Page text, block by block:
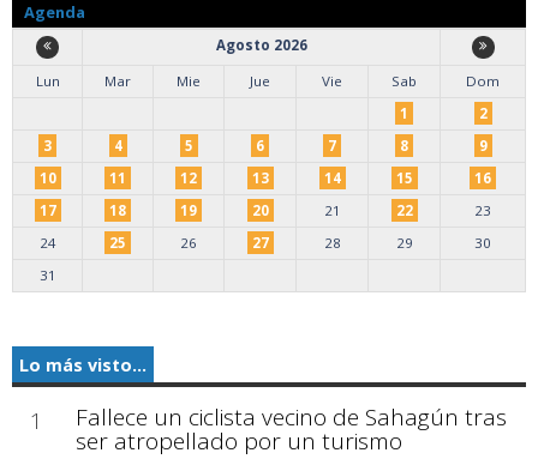
Agenda
Agosto 2026
Lun
Mar Mie Jue Vie Sab
Dom
1
2
3
4 5 6 7 8
9
10
11 12 13 14 15
16
17
18 19 20 21 22
23
24
25 26 27 28 29
30
31
Lo más visto...
1 Fallece un ciclista vecino de Sahagún tras
ser atropellado por un turismo